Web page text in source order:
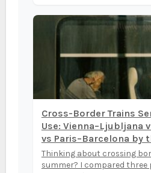
Cross-Border Trains Seniors Actually
Use: Vienna–Ljubljana
vs Paris–Barcelona by
Thinking about crossing
summer? I compared three